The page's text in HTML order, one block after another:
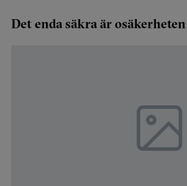
Det enda säkra är osäkerheten